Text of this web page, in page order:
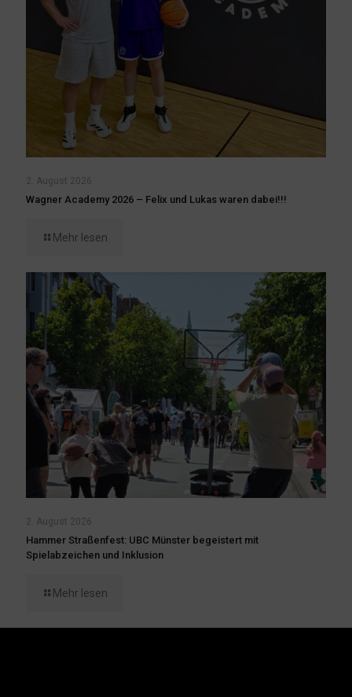
2. August 2026
Wagner Academy 2026 – Felix und Lukas waren dabei!!!
Mehr lesen
2. August 2026
Hammer Straßenfest: UBC Münster begeistert mit
Spielabzeichen und Inklusion
Mehr lesen